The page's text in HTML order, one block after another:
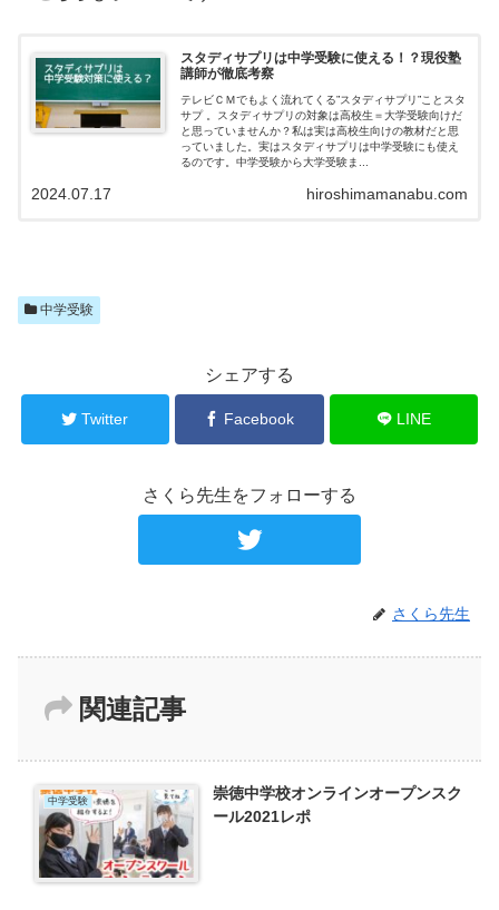
スタディサプリは中学受験に使える！？現役塾
講師が徹底考察
テレビＣＭでもよく流れてくる”スタディサプリ”ことスタ
サプ 。スタディサプリの対象は高校生＝大学受験向けだ
と思っていませんか？私は実は高校生向けの教材だと思
っていました。実はスタディサプリは中学受験にも使え
るのです。中学受験から大学受験ま...
hiroshimamanabu.com
2024.07.17
中学受験
シェアする
Twitter Facebook LINE
さくら先生をフォローする
さくら先生
関連記事
中学受験
崇徳中学校オンラインオープンスク
ール2021レポ